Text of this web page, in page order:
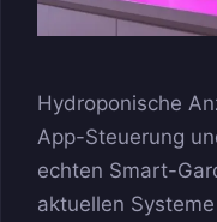
Hydroponische
App-Steuerung
echten Smart-
aktuellen